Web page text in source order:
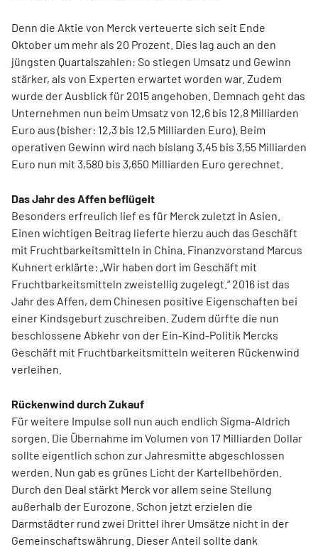
Denn die Aktie von Merck verteuerte sich seit Ende
Oktober um mehr als 20 Prozent. Dies lag auch an den
jüngsten Quartalszahlen: So stiegen Umsatz und Gewinn
stärker, als von Experten erwartet worden war. Zudem
wurde der Ausblick für 2015 angehoben. Demnach geht das
Unternehmen nun beim Umsatz von 12,6 bis 12,8 Milliarden
Euro aus (bisher: 12,3 bis 12,5 Milliarden Euro). Beim
operativen Gewinn wird nach bislang 3,45 bis 3,55 Milliarden
Euro nun mit 3,580 bis 3,650 Milliarden Euro gerechnet.
Das Jahr des Affen beflügelt
Besonders erfreulich lief es für Merck zuletzt in Asien.
Einen wichtigen Beitrag lieferte hierzu auch das Geschäft
mit Fruchtbarkeitsmitteln in China. Finanzvorstand Marcus
Kuhnert erklärte: „Wir haben dort im Geschäft mit
Fruchtbarkeitsmitteln zweistellig zugelegt.“ 2016 ist das
Jahr des Affen, dem Chinesen positive Eigenschaften bei
einer Kindsgeburt zuschreiben. Zudem dürfte die nun
beschlossene Abkehr von der Ein-Kind-Politik Mercks
Geschäft mit Fruchtbarkeitsmitteln weiteren Rückenwind
verleihen.
Rückenwind durch Zukauf
Für weitere Impulse soll nun auch endlich Sigma-Aldrich
sorgen. Die Übernahme im Volumen von 17 Milliarden Dollar
sollte eigentlich schon zur Jahresmitte abgeschlossen
werden. Nun gab es grünes Licht der Kartellbehörden.
Durch den Deal stärkt Merck vor allem seine Stellung
außerhalb der Eurozone. Schon jetzt erzielen die
Darmstädter rund zwei Drittel ihrer Umsätze nicht in der
Gemeinschaftswährung. Dieser Anteil sollte dank